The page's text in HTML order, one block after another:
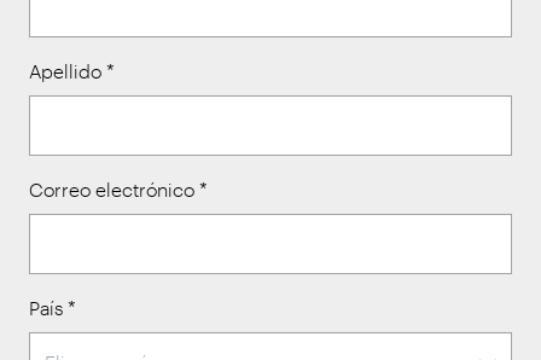
Apellido *
Correo electrónico *
País *